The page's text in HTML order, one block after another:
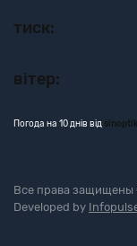
тиск:
вітер:
Погода на 10 днів від
Все права
Developed by